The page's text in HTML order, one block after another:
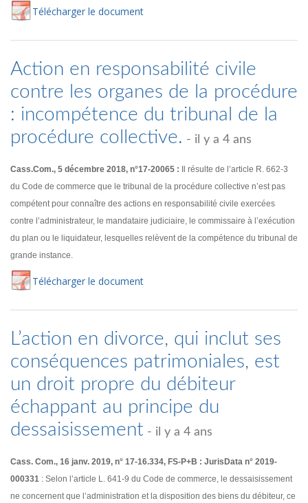
Télécharger le document
Action en responsabilité civile
contre les organes de la procédure
: incompétence du tribunal de la
procédure collective. - il y a 4 ans
Cass.Com., 5 décembre 2018, n°17-20065 :
Il résulte de l’article R. 662-3
du Code de commerce que le tribunal de la procédure collective n’est pas
compétent pour connaître des actions en responsabilité civile exercées
contre l’administrateur, le mandataire judiciaire, le commissaire à l’exécution
du plan ou le liquidateur, lesquelles relèvent de la compétence du tribunal de
grande instance.
Télécharger le document
L’action en divorce, qui inclut ses
conséquences patrimoniales, est
un droit propre du débiteur
échappant au principe du
dessaisissement - il y a 4 ans
Cass. Com., 16 janv. 2019, n° 17-16.334, FS-P+B : JurisData n° 2019-
000331 : Selon l’article L. 641-9 du Code de commerce, le dessaisissement
ne concernent que l’administration et la disposition des biens du débiteur, ce